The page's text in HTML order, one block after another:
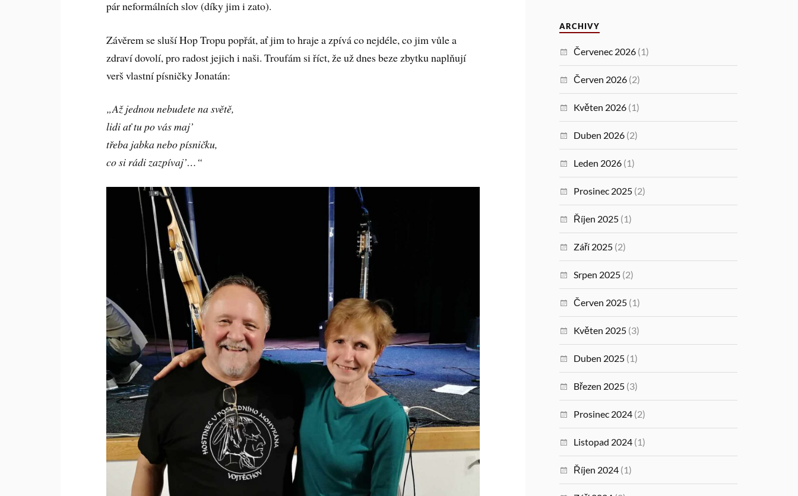
pár neformálních slov (díky jim i zato).
Závěrem se sluší Hop Tropu popřát, ať jim to hraje a zpívá co nejdéle, co jim vůle a
zdraví dovolí, pro radost jejich i naši. Troufám si říct, že už dnes beze zbytku naplňují
verš vlastní písničky Jonatán:
„Až jednou nebudete na světě,
lidi ať tu po vás maj’
třeba jabka nebo písničku,
co si rádi zazpívaj’…“
ARCHIVY
Červenec 2026 (1)
Červen 2026 (2)
Květen 2026 (1)
Duben 2026 (2)
Leden 2026 (1)
Prosinec 2025 (2)
Říjen 2025 (1)
Září 2025 (2)
Srpen 2025 (2)
Červen 2025 (1)
Květen 2025 (3)
Duben 2025 (1)
Březen 2025 (3)
Prosinec 2024 (2)
Listopad 2024 (1)
Říjen 2024 (1)